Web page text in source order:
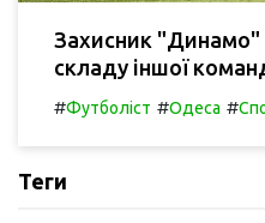
Захисник "Динамо"
складу іншої
#Футболіст #Одеса #
Теги